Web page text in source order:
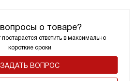
о товаре?
ответить в максимально
короткие сроки
ЗАДАТЬ ВОПРОС